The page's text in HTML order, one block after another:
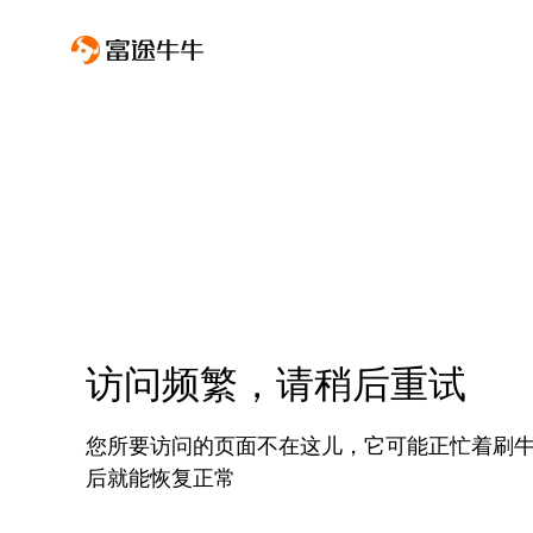
访问频繁，请稍后重试
您所要访问的页面不在这儿，它可能正忙着刷
后就能恢复正常